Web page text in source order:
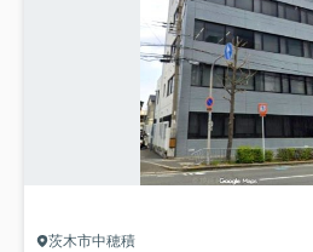
茨木市中穂積